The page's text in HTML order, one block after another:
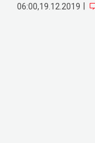
06:00,19.12.2019